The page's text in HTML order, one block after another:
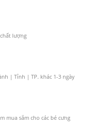
lượng
| Tỉnh | TP. khác 1-3 ngày
mua sắm cho các bé cưng